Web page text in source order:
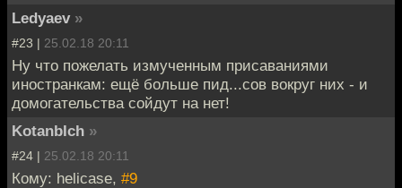
Ledyaev »
#23 | 25.02.18 20:11
Ну что пожелать измученным присаваниями
иностранкам: ещё больше пид...сов вокруг них - и
домогательства сойдут на нет!
KotanbIch »
#24 | 25.02.18 20:11
Кому: helicase, #9